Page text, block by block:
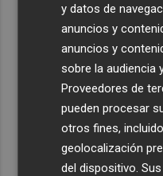
y datos de
anuncios y
anuncios y
sobre la audiencia
Proveedores de
pueden procesar
otros fines,
geolocalización
del dispositivo.